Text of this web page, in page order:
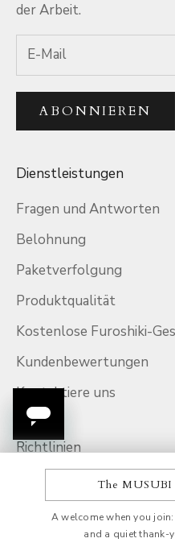
The
A welcome when you
and a quiet thank-
der Arbeit.
ABONNIEREN
Dienstleistungen
Fragen und Antworten
Belohnung
Paketverfolgung
Produktqualität
Kostenlose Furoshiki-
Kundenbewertungen
Kontaktiere uns
Richtlinien
Nutzungsbedingungen
Rückgaberecht
Versandbedingungen